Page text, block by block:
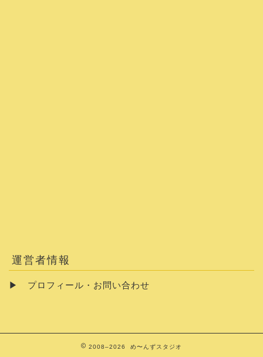
運営者情報
▶ プロフィール・お問い合わせ
2008–2026 め〜んずスタジオ